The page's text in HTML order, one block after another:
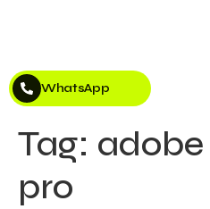
WhatsApp
Tag:
pro